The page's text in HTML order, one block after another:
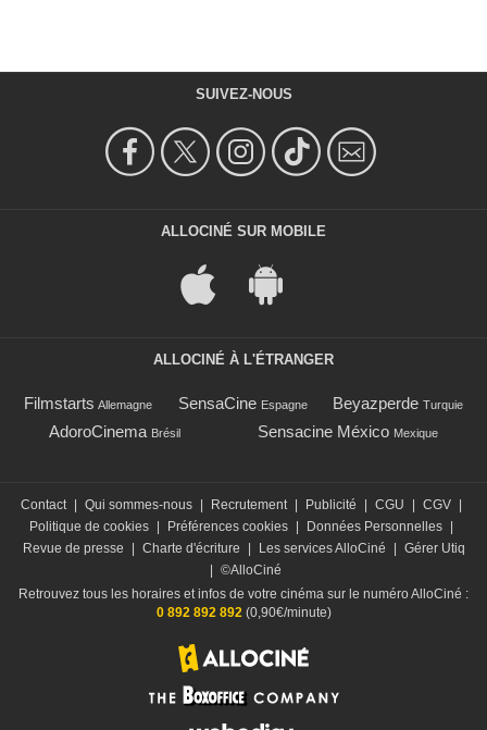
SUIVEZ-NOUS
ALLOCINÉ SUR MOBILE
ALLOCINÉ À L'ÉTRANGER
Filmstarts Allemagne SensaCine Espagne Beyazperde Turquie
AdoroCinema Brésil Sensacine México Mexique
Contact Qui sommes-nous Recrutement Publicité CGU CGV
Politique de cookies
Préférences cookies Données Personnelles
Revue de presse
Charte d'écriture Les services AlloCiné
Gérer Utiq
©AlloCiné
Retrouvez tous les horaires et infos de votre cinéma sur le numéro AlloCiné :
0 892 892 892(0,90€/minute)